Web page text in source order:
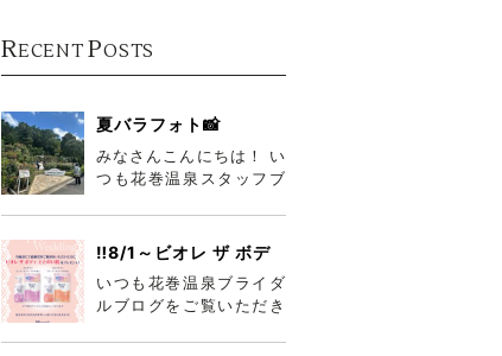
RECENTPOSTS
夏バラフォト📸
みなさんこんにちは！ い
つも花巻温泉スタッフブ
がとうございま
す°˖✧◝(⁰▿⁰
‼️8/1～ビオレ ザ ボデ
ィ詰め合わせプレゼン
ト‼️
いつも花巻温泉ブライダ
ルブログをご覧いただき